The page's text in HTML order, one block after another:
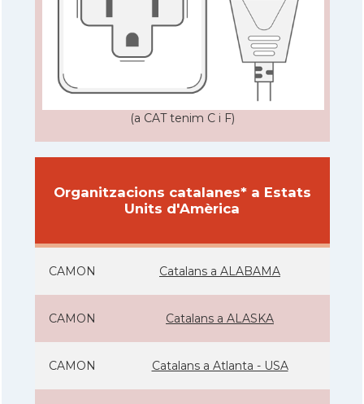
(a CAT tenim C i F)
Organitzacions catalanes* a Estats
Units d'Amèrica
CAMON Catalans a ALABAMA
CAMON Catalans a ALASKA
CAMON Catalans a Atlanta - USA